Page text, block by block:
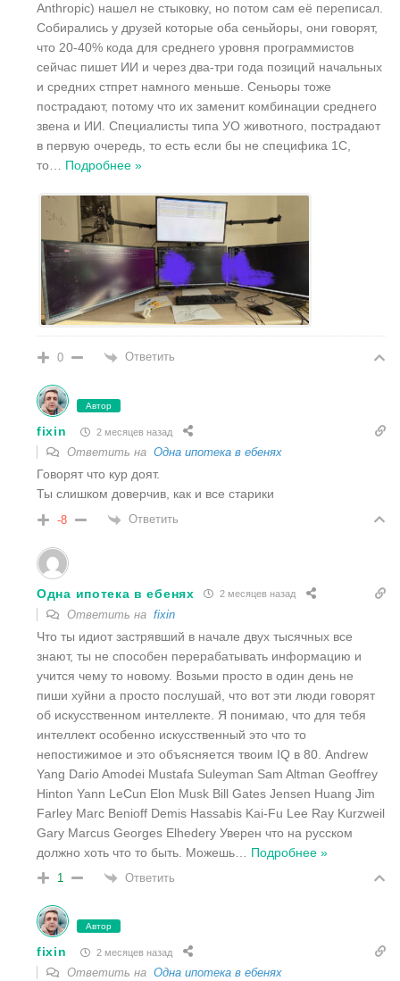
Anthropic) нашел не стыковку, но потом сам её переписал.
Собирались у друзей которые оба сеньйоры, они говорят,
что 20-40% кода для среднего уровня программистов
сейчас пишет ИИ и через два-три года позиций начальных
и средних стпрет намного меньше. Сеньоры тоже
пострадают, потому что их заменит комбинации среднего
звена и ИИ. Специалисты типа УО животного, пострадают
в первую очередь, то есть если бы не специфика 1C,
то… Подробнее »
0 Ответить
Автор
fixin 2 месяцев назад
Ответить на Одна ипотека в ебенях
Говорят что кур доят.
Ты слишком доверчив, как и все старики
-8 Ответить
Одна ипотека в ебенях 2 месяцев назад
Ответить на fixin
Что ты идиот застрявший в начале двух тысячных все
знают, ты не способен перерабатывать информацию и
учится чему то новому. Возьми просто в один день не
пиши хуйни а просто послушай, что вот эти люди говорят
об искусственном интеллекте. Я понимаю, что для тебя
интеллект особенно искусственный это что то
непостижимое и это объясняется твоим IQ в 80. Andrew
Yang Dario Amodei Mustafa Suleyman Sam Altman Geoffrey
Hinton Yann LeCun Elon Musk Bill Gates Jensen Huang Jim
Farley Marc Benioff Demis Hassabis Kai-Fu Lee Ray Kurzweil
Gary Marcus Georges Elhedery Уверен что на русском
должно хоть что то быть. Можешь
Подробнее »
1 Ответить
Автор
fixin 2 месяцев назад
Ответить на Одна ипотека в ебенях